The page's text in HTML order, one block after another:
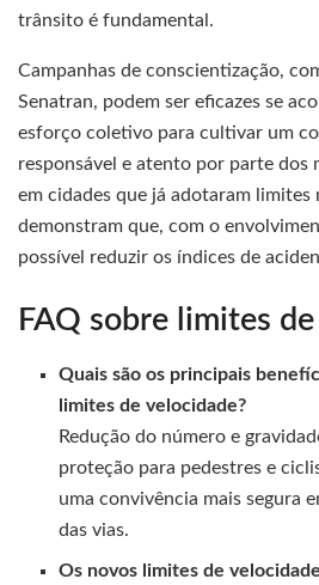
trânsito é fundamental.
Campanhas de conscientização,
Senatran, podem ser eficazes se
esforço coletivo para cultivar um
responsável e atento por parte dos
em cidades que já adotaram limites
demonstram que, com o
possível reduzir os índices de
FAQ sobre limites
Quais são os principais
limites de velocidade?
Redução do número e
proteção para pedestres e
uma convivência mais segura
das vias.
Os novos limites de